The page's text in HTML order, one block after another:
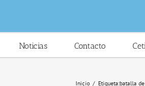
Noticias Contacto
Inicio / Etiqueta:batalla